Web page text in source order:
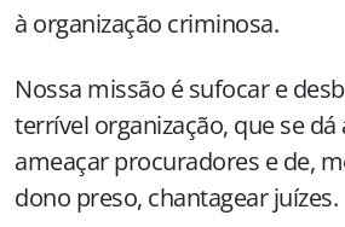
à organização criminosa.
Nossa missão é sufocar e
terrível organização, que se dá
ameaçar procuradores e de,
dono preso, chantagear juízes.